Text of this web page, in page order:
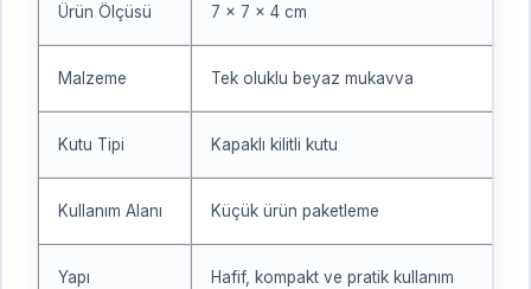
Ürün Ölçüsü 7 x 7 x 4 cm
Malzeme Tek oluklu beyaz mukavva
Kutu Tipi Kapaklı kilitli kutu
Kullanım Alanı Küçük ürün paketleme
Yapı Hafif, kompakt ve pratik kullanım